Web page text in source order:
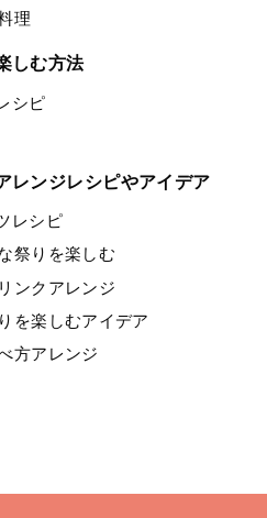
理
しむ方法
シピ
レンジレシピやアイデア
レシピ
祭りを楽しむ
ンクアレンジ
を楽しむアイデア
方アレンジ